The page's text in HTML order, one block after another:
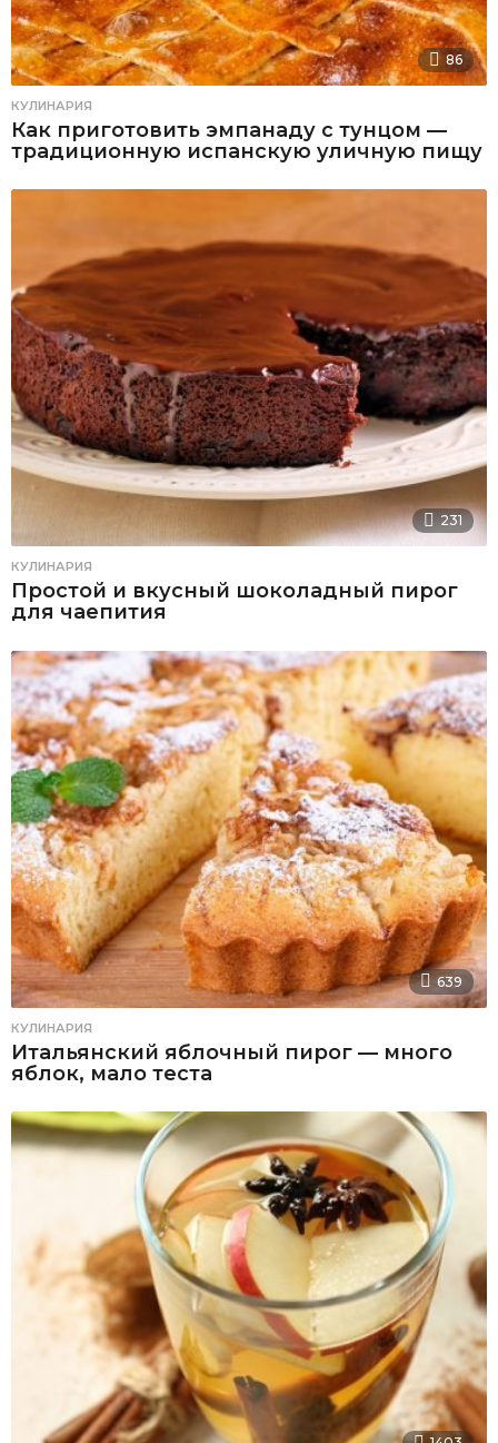
86
КУЛИНАРИЯ
Как приготовить эмпанаду с тунцом —
традиционную испанскую уличную пищу
231
КУЛИНАРИЯ
Простой и вкусный шоколадный пирог
для чаепития
639
КУЛИНАРИЯ
Итальянский яблочный пирог — много
яблок, мало теста